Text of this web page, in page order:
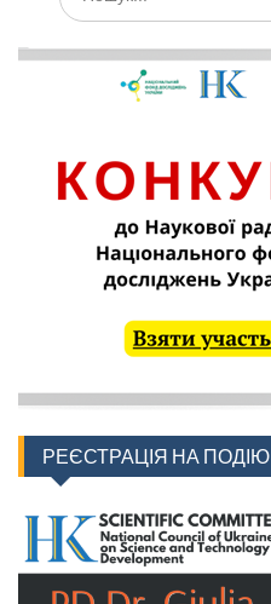
РЕЄСТРАЦІЯ НА ПОДІЮ